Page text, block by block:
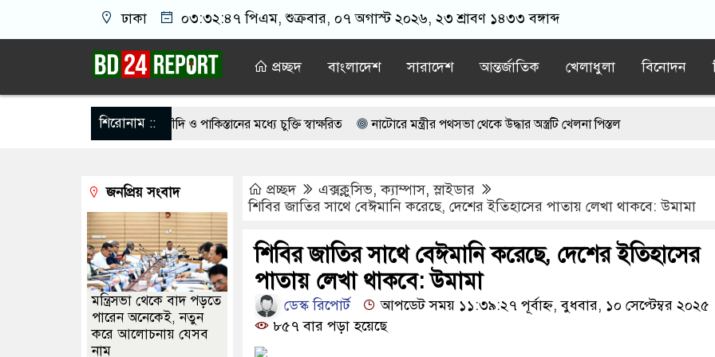
ঢাকা ০৩:৩২:৪৭ পিএম, শুক্রবার, ০৭ অগাস্ট ২০২৬, ২৩ শ্রাবণ ১৪৩৩ বঙ্গাব্দ
প্রচ্ছদ বাংলাদেশ সারাদেশ আন্তর্জাতিক খেলাধুলা বিনোদন
শিরোনাম ::
জোরদারে তুরস্ক, সৌদি ও পাকিস্তানের মধ্যে চুক্তি স্বাক্ষরিত নাটোরে মন্ত্রীর পথসভা থেকে উদ্ধার অস্ত্রটি খেলনা পিস্তল
দেশে ফিরতে চান সাকিব চট্টগ্রামে নওফেলের বাসভবনে অগ্নিসংযোগের চেষ্টা, সিসিটিভিতে ৭ যুবক
ছাড়াই মার্কিন ঘাঁটিতে নিখুঁত হামলা চালান ইরানি পাইলটরা
ছবি তুলে লন্ডনে বয়ফ্রেন্ডের কাছে পাঠাতেন ইসলামী বিশ্ববিদ্যালয়ের ছাত্রী ড. ইউনূসের চেয়ে ‘হাজারগুণ ভালো’ দেশ চালাচ্ছেন তারেক রহমান:
প্রচ্ছদ এক্সক্লুসিভ,ক্যাম্পাস,স্লাইডার
শিবির জাতির সাথে বেঈমানি করেছে, দেশের ইতিহাসের পাতায় লেখা থাকবে: উমামা
শিবির জাতির সাথে বেঈমানি করেছে, দেশের ইতিহাসের
পাতায় লেখা থাকবে: উমামা
ডেস্ক রিপোর্ট
আপডেট সময় ১১:৩৯:২৭ পূর্বাহ্ন, বুধবার, ১০ সেপ্টেম্বর ২০২৫
৮৫৭ বার পড়া হয়েছে
জনপ্রিয় সংবাদ
মন্ত্রিসভা থেকে বাদ পড়তে
পারেন অনেকেই, নতুন
করে আলোচনায় যেসব
নাম